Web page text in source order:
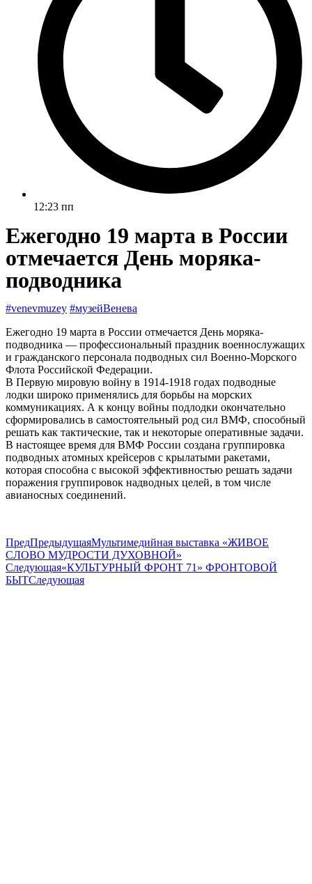
12:23 пп
Ежегодно 19 марта в России
отмечается День моряка-
подводника
#venevmuzey #музейВенева
Ежегодно 19 марта в России отмечается День моряка-
подводника — профессиональный праздник военнослужащих
и гражданского персонала подводных сил Военно-Морского
Флота Российской Федерации.
В Первую мировую войну в 1914-1918 годах подводные
лодки широко применялись для борьбы на морских
коммуникациях. А к концу войны подлодки окончательно
сформировались в самостоятельный род сил ВМФ, способный
решать как тактические, так и некоторые оперативные задачи.
В настоящее время для ВМФ России создана группировка
подводных атомных крейсеров с крылатыми ракетами,
которая способна с высокой эффективностью решать задачи
поражения группировок надводных целей, в том числе
авианосных соединений.
ПредПредыдущаяМультимедийная выставка «ЖИВОЕ
СЛОВО МУДРОСТИ ДУХОВНОЙ»
Следующая«КУЛЬТУРНЫЙ ФРОНТ 71» ФРОНТОВОЙ
БЫТСледующая